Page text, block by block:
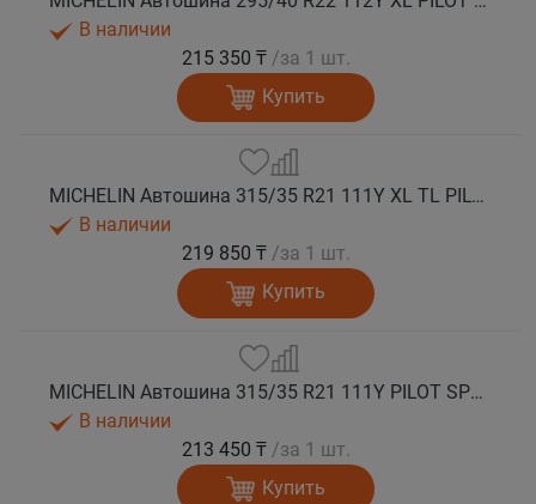
В наличии
215 350 ₸ /за 1 шт.
Купить
MICHELIN Автошина 315/35 R21 111Y XL TL PILOT SPORT 4 SUV ZP * FRV (run flat) лето
В наличии
219 850 ₸ /за 1 шт.
Купить
MICHELIN Автошина 315/35 R21 111Y PILOT SPORT 4 SUV лето
В наличии
213 450 ₸ /за 1 шт.
Купить